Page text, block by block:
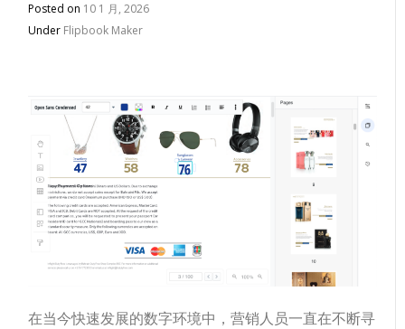
Posted on 10 1 月, 2026
Under Flipbook Maker
在当今快速发展的数字环境中，营销人员一直在不断寻